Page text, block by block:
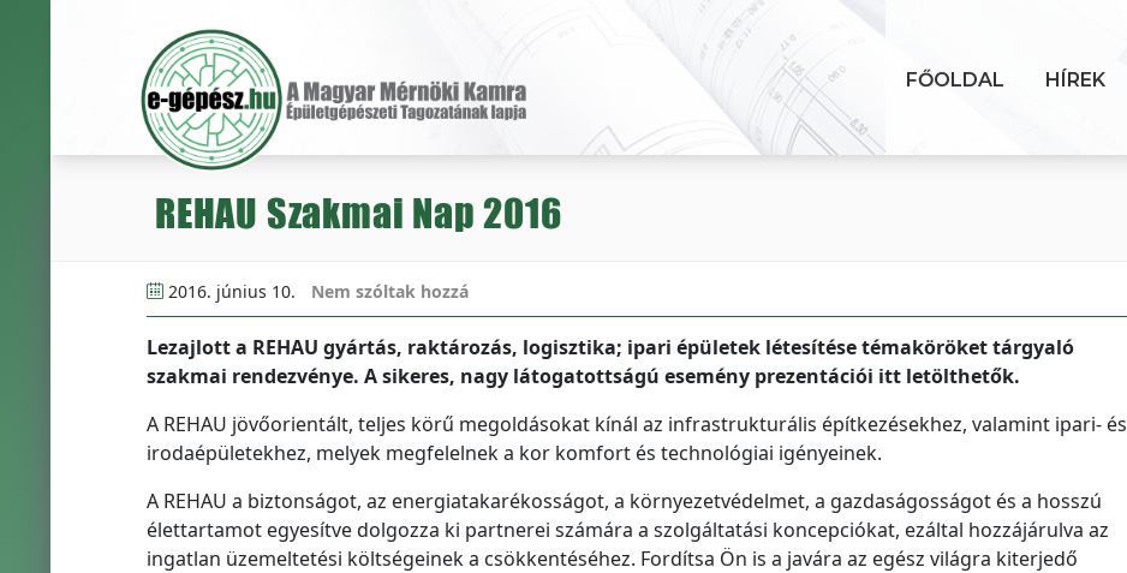
FŐOLDAL HÍREK
REHAU Szakmai Nap 2016
2016. június 10. Nem szóltak hozzá
Lezajlott a REHAU gyártás, raktározás, logisztika; ipari épületek létesítése témaköröket tárgyaló
szakmai rendezvénye. A sikeres, nagy látogatottságú esemény prezentációi itt letölthetők.
A REHAU jövőorientált, teljes körű megoldásokat kínál az infrastrukturális építkezésekhez, valamint ipari- és
irodaépületekhez, melyek megfelelnek a kor komfort és technológiai igényeinek.
A REHAU a biztonságot, az energiatakarékosságot, a környezetvédelmet, a gazdaságosságot és a hosszú
élettartamot egyesítve dolgozza ki partnerei számára a szolgáltatási koncepciókat, ezáltal hozzájárulva az
ingatlan üzemeltetési költségeinek a csökkentéséhez. Fordítsa Ön is a javára az egész világra kiterjedő